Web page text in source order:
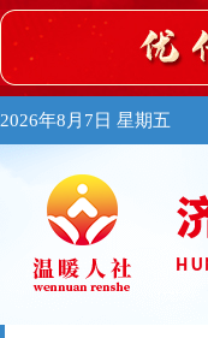
2026年8月7日 星期五